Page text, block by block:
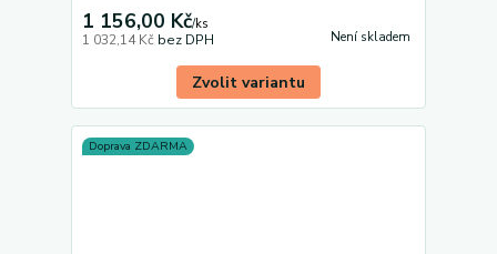
1 156,00 Kč/ks
1 032,14 Kč bez DPH Není skladem
Zvolit variantu
Doprava ZDARMA